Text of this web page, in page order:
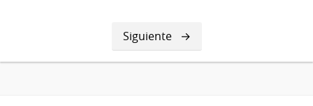
Siguiente
página
Siguiente